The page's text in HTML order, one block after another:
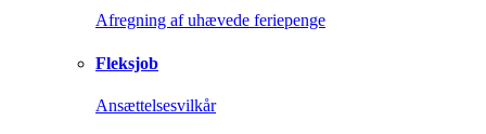
Afregning af uhævede feriepenge
Fleksjob
Ansættelsesvilkår